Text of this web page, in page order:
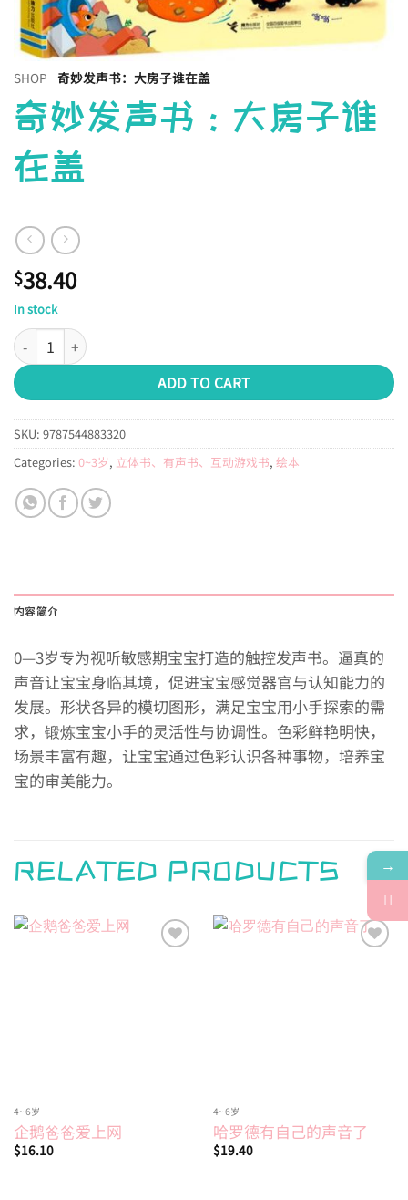
SHOP 奇妙发声书：大房子谁在盖
奇妙发声书：大房子谁
在盖
$38.40
In stock
奇妙发声书：大房子谁在盖 quantity
ADD TO CART
SKU: 9787544883320
Categories: 0~3岁, 立体书、有声书、互动游戏书, 绘本
内容简介
0—3岁专为视听敏感期宝宝打造的触控发声书。逼真的
声音让宝宝身临其境，促进宝宝感觉器官与认知能力的
发展。形状各异的模切图形，满足宝宝用小手探索的需
求，锻炼宝宝小手的灵活性与协调性。色彩鲜艳明快，
场景丰富有趣，让宝宝通过色彩认识各种事物，培养宝
宝的审美能力。
RELATED PRODUCTS
4~6岁
企鹅爸爸爱上网
$16.10
4~6岁
哈罗德有自己的声音了
$19.40
→